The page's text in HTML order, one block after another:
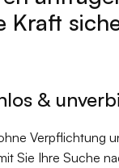
Kraft
Verpflichtung
Sie Ihre Suche
&